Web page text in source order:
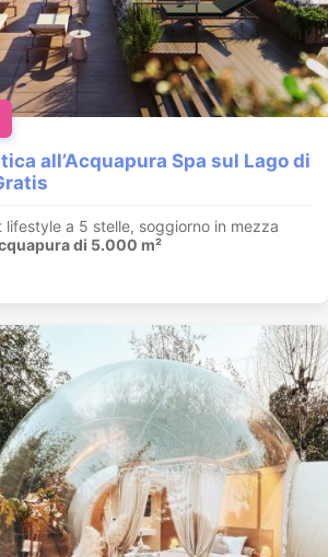
all’Acquapura Spa sul Lago di
lifestyle a 5 stelle, soggiorno in mezza
di 5.000 m²